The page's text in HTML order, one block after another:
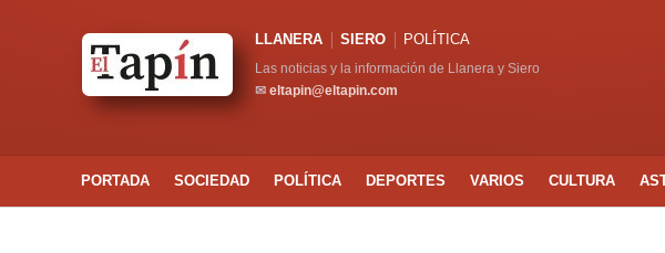
LLANERA SIERO POLÍTICA
Las noticias y la información de Llanera y Siero
✉ eltapin@eltapin.com
PORTADA SOCIEDAD POLÍTICA DEPORTES VARIOS CULTURA